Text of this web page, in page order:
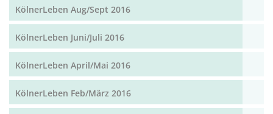
KölnerLeben Aug/Sept 2016
KölnerLeben Juni/Juli 2016
KölnerLeben April/Mai 2016
KölnerLeben Feb/März 2016